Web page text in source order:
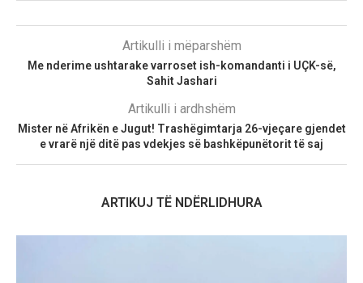
Artikulli i mëparshëm
Me nderime ushtarake varroset ish-komandanti i UÇK-së,
Sahit Jashari
Artikulli i ardhshëm
Mister në Afrikën e Jugut! Trashëgimtarja 26-vjeçare gjendet
e vrarë një ditë pas vdekjes së bashkëpunëtorit të saj
ARTIKUJ TË NDËRLIDHURA